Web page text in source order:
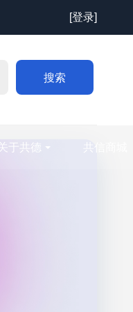
[登录]
搜索
关于共德 共信商城